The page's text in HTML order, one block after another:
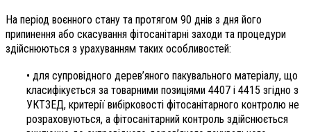
На період воєнного стану та протягом 90 днів з дня його
припинення або скасування фітосанітарні заходи та процедури
здійснюються з урахуванням таких особливостей:
• для супровідного дерев’яного пакувального матеріалу, що
класифікується за товарними позиціями 4407 і 4415 згідно з
УКТЗЕД, критерії вибірковості фітосанітарного контролю не
розраховуються, а фітосанітарний контроль здійснюється